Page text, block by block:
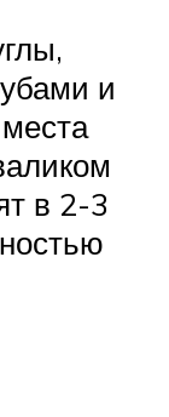
и
в 2-3